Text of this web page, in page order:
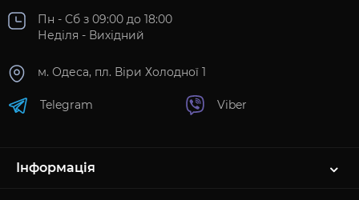
Пн - Сб з 09:00 до 18:00
Неділя - Вихідний
м. Одеса, пл. Віри Холодної 1
Telegram Viber
Інформація